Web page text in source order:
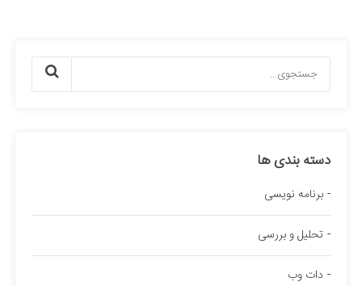
دسته بندی ها
برنامه نویسی
تحلیل و بررسی
دات وب